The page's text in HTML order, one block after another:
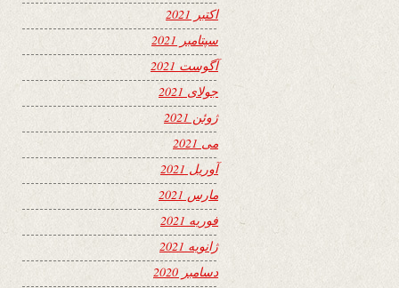
اکتبر 2021
سپتامبر 2021
آگوست 2021
جولای 2021
ژوئن 2021
می 2021
آوریل 2021
مارس 2021
فوریه 2021
ژانویه 2021
دسامبر 2020